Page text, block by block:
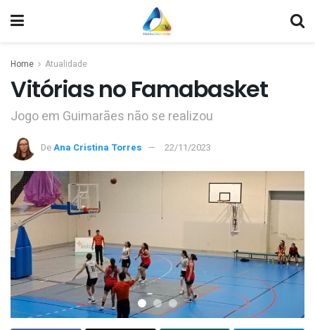
Home Atualidade
Vitórias no Famabasket
Jogo em Guimarães não se realizou
DeAna Cristina Torres 22/11/2023